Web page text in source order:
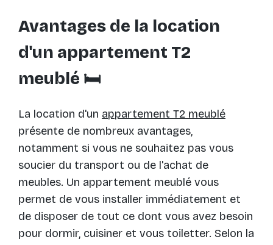
Avantages de la location
d'un appartement T2
meublé 🛏
La location d'un appartement T2 meublé
présente de nombreux avantages,
notamment si vous ne souhaitez pas vous
soucier du transport ou de l'achat de
meubles. Un appartement meublé vous
permet de vous installer immédiatement et
de disposer de tout ce dont vous avez besoin
pour dormir, cuisiner et vous toiletter. Selon la